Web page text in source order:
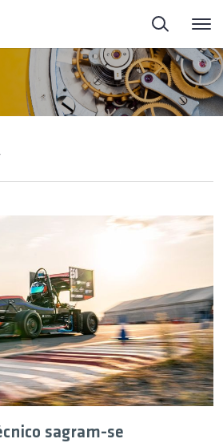
sagram-se